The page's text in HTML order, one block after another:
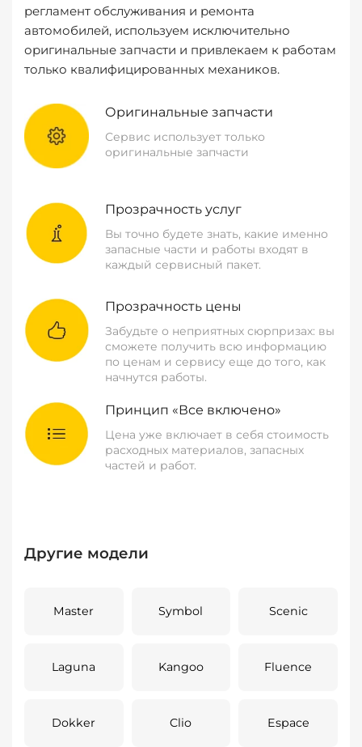
регламент обслуживания и ремонта
автомобилей, используем исключительно
оригинальные запчасти и привлекаем к работам
только квалифицированных механиков.
Оригинальные запчасти
Сервис использует только
оригинальные запчасти
Прозрачность услуг
Вы точно будете знать, какие именно
запасные части и работы входят в
каждый сервисный пакет.
Прозрачность цены
Забудьте о неприятных сюрпризах: вы
сможете получить всю информацию
по ценам и сервису еще до того, как
начнутся работы.
Принцип «Все включено»
Цена уже включает в себя стоимость
расходных материалов, запасных
частей и работ.
Другие модели
Master Symbol Scenic
Laguna Kangoo Fluence
Dokker Clio Espace